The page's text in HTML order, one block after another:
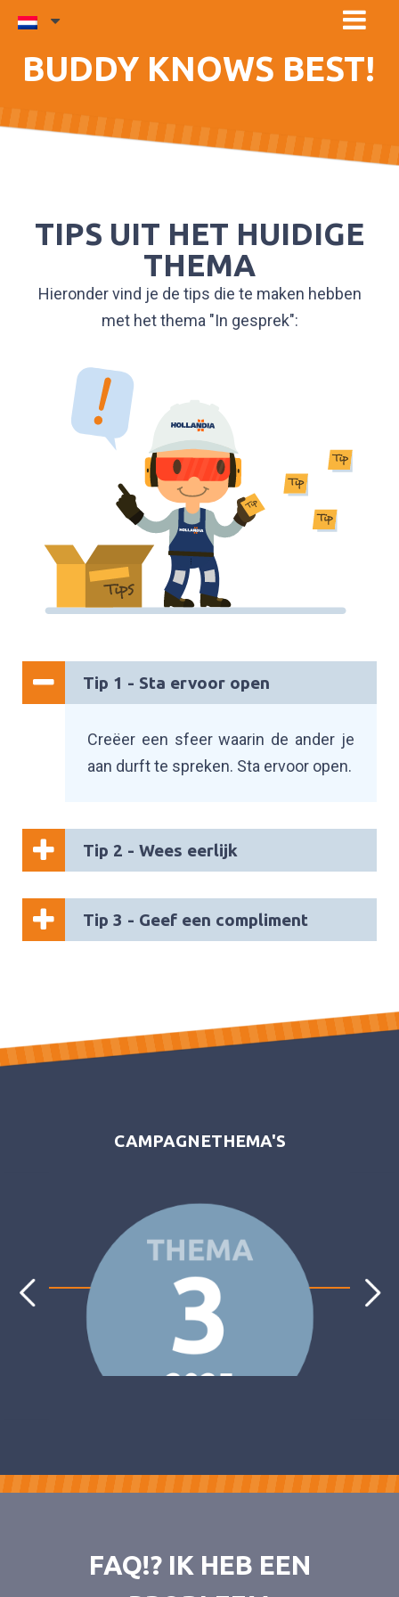
BUDDY KNOWS BEST!
TIPS UIT HET HUIDIGE
THEMA
Hieronder vind je de tips die te maken hebben
met het thema "In gesprek":
Tip 1 - Sta ervoor open
Creëer een sfeer waarin de ander je
aan durft te spreken. Sta ervoor open.
Tip 2 - Wees eerlijk
Tip 3 - Geef een compliment
CAMPAGNETHEMA'S
FAQ!? IK HEB EEN